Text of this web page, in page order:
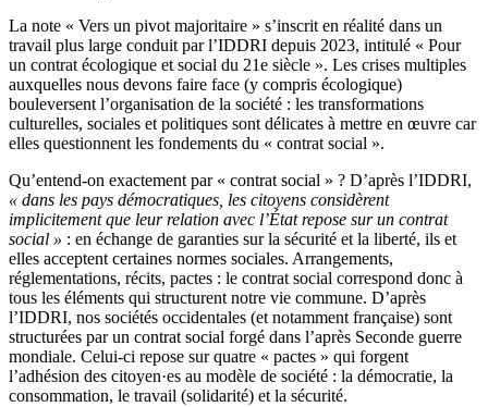
La note « Vers un pivot majoritaire » s’inscrit en réalité dans un
travail plus large conduit par l’IDDRI depuis 2023, intitulé « Pour
un contrat écologique et social du 21e siècle ». Les crises multiples
auxquelles nous devons faire face (y compris écologique)
bouleversent l’organisation de la société : les transformations
culturelles, sociales et politiques sont délicates à mettre en œuvre car
elles questionnent les fondements du « contrat social ».
Qu’entend-on exactement par « contrat social » ? D’après l’IDDRI,
« dans les pays démocratiques, les citoyens considèrent
implicitement que leur relation avec l’État repose sur un contrat
social » : en échange de garanties sur la sécurité et la liberté, ils et
elles acceptent certaines normes sociales. Arrangements,
réglementations, récits, pactes : le contrat social correspond donc à
tous les éléments qui structurent notre vie commune. D’après
l’IDDRI, nos sociétés occidentales (et notamment française) sont
structurées par un contrat social forgé dans l’après Seconde guerre
mondiale. Celui-ci repose sur quatre « pactes » qui forgent
l’adhésion des citoyen·es au modèle de société : la démocratie, la
consommation, le travail (solidarité) et la sécurité.